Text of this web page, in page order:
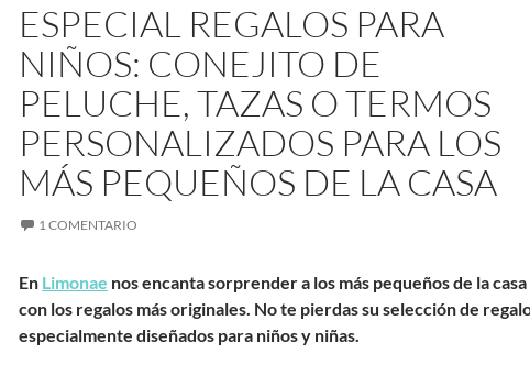
ESPECIAL REGALOS PARA
NIÑOS: CONEJITO DE
PELUCHE, TAZAS O TERMOS
PERSONALIZADOS PARA LOS
MÁS PEQUEÑOS DE LA CASA
1 COMENTARIO
En Limonae nos encanta sorprender a los más pequeños de la casa
con los regalos más originales. No te pierdas su selección de
especialmente diseñados para niños y niñas.